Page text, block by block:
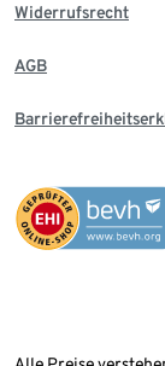
Widerrufsrecht
AGB